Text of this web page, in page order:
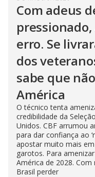
Com adeus
erro. Se
dos
sabe que
América
O técnico tenta
credibilidade da
Unidos. CBF arrumou
para dar confiança ao
apostar muito mais
garotos. Para
América de 2028.
Brasil perder